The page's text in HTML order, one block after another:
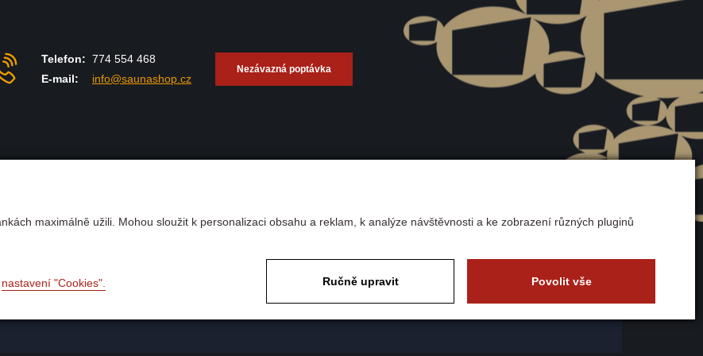
maximálně užili. Mohou sloužit k personalizaci obsahu a reklam, k analýze návštěvnosti a ke zobrazení různých pluginů
nastavení "Cookies". Ručně upravit Povolit vše
z realizace
Telefon: 774 554 468
E-mail:
info@saunashop.cz
Nezávazná poptávka
Obchodní podmínky
Odstoupení od kupní smlouvy